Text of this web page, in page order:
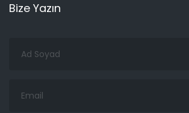
Bize Yazın
Soyad